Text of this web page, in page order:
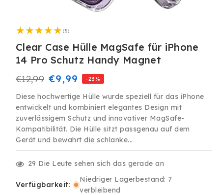
in
öffnen
(5)
insgesamt
Clear Case Hülle MagSafe für iPhone
14 Pro Schutz Handy Magnet
Normaler
Preis
€12,99 Verkaufspreis
€9,99 -23%
Diese hochwertige Hülle wurde speziell für das iPhone
entwickelt und kombiniert elegantes Design mit
zuverlässigem Schutz und innovativer MagSafe-
Kompatibilität. Die Hülle sitzt passgenau auf dem
Gerät und bewahrt die schlanke...
29 Die Leute sehen sich das gerade an
Verfügbarkeit:
Niedriger Lagerbestand: 7
verbleibend